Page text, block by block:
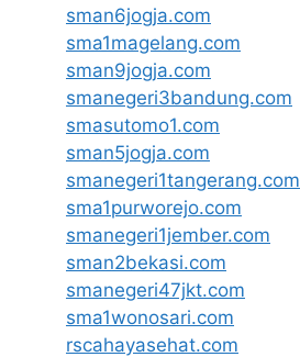
sman6jogja.com
sma1magelang.com
sman9jogja.com
smanegeri3bandung.com
smasutomo1.com
sman5jogja.com
smanegeri1tangerang.com
sma1purworejo.com
smanegeri1jember.com
sman2bekasi.com
smanegeri47jkt.com
sma1wonosari.com
rscahayasehat.com